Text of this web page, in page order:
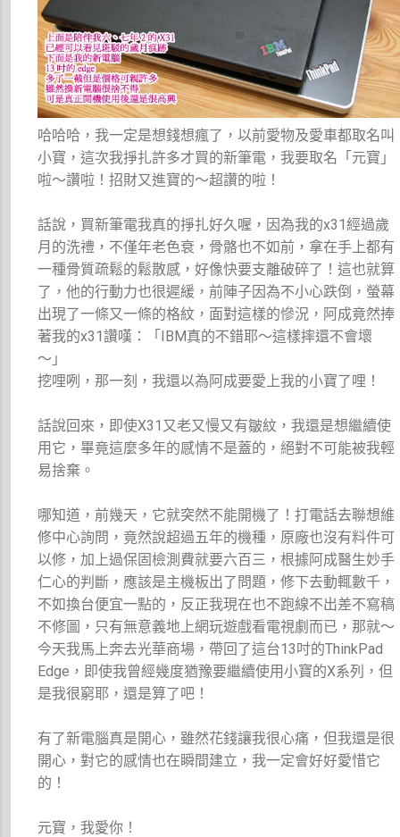
哈哈哈，我一定是想錢想瘋了，以前愛物及愛車都取名叫
小寶，這次我掙扎許多才買的新筆電，我要取名「元寶」
啦～讚啦！招財又進寶的～超讚的啦！
話說，買新筆電我真的掙扎好久喔，因為我的x31經過歲
月的洗禮，不僅年老色衰，骨骼也不如前，拿在手上都有
一種骨質疏鬆的鬆散感，好像快要支離破碎了！這也就算
了，他的行動力也很遲緩，前陣子因為不小心跌倒，螢幕
出現了一條又一條的格紋，面對這樣的慘況，阿成竟然捧
著我的x31讚嘆：「IBM真的不錯耶～這樣摔還不會壞
～」
挖哩咧，那一刻，我還以為阿成要愛上我的小寶了哩！
話說回來，即使X31又老又慢又有皺紋，我還是想繼續使
用它，畢竟這麼多年的感情不是蓋的，絕對不可能被我輕
易捨棄。
哪知道，前幾天，它就突然不能開機了！打電話去聯想維
修中心詢問，竟然說超過五年的機種，原廠也沒有料件可
以修，加上過保固檢測費就要六百三，根據阿成醫生妙手
仁心的判斷，應該是主機板出了問題，修下去動輒數千，
不如換台便宜一點的，反正我現在也不跑線不出差不寫稿
不修圖，只有無意義地上網玩遊戲看電視劇而已，那就～
今天我馬上奔去光華商場，帶回了這台13吋的ThinkPad
Edge，即使我曾經幾度猶豫要繼續使用小寶的X系列，但
是我很窮耶，還是算了吧！
有了新電腦真是開心，雖然花錢讓我很心痛，但我還是很
開心，對它的感情也在瞬間建立，我一定會好好愛惜它
的！
元寶，我愛你！